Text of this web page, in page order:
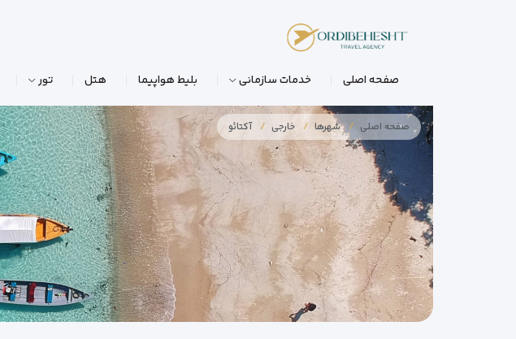
صفحه اصلی خدمات سازمانی بلیط هواپیما هتل تور
صفحه اصلی شهرها خارجی آکتائو